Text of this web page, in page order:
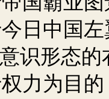
日中国
识形态
力为目